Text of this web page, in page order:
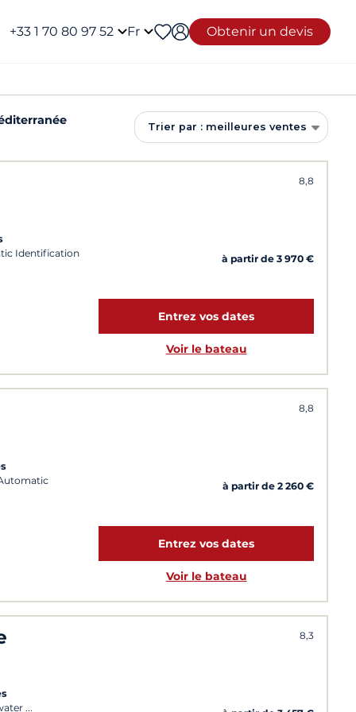
+33 1 70 80 97 52 Fr Obtenir un devis
Trier par : meilleures ventes
8,8
Identification
à partir de 3 970 €
Entrez vos dates
Voir le bateau
8,8
à partir de 2 260 €
Entrez vos dates
Voir le bateau
8,3